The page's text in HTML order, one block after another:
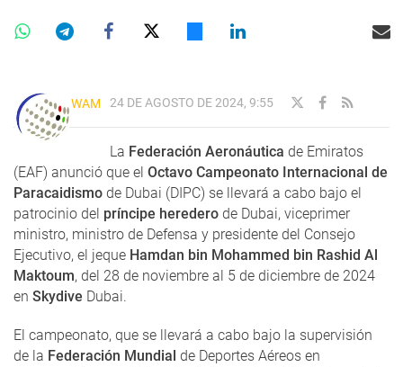
WAM 24 DE AGOSTO DE 2024, 9:55
La Federación Aeronáutica de Emiratos
(EAF) anunció que el Octavo Campeonato Internacional de
Paracaidismo de Dubai (DIPC) se llevará a cabo bajo el
patrocinio del príncipe heredero de Dubai, viceprimer
ministro, ministro de Defensa y presidente del Consejo
Ejecutivo, el jeque Hamdan bin Mohammed bin Rashid Al
Maktoum, del 28 de noviembre al 5 de diciembre de 2024
en Skydive Dubai.
El campeonato, que se llevará a cabo bajo la supervisión
de la Federación Mundial de Deportes Aéreos en